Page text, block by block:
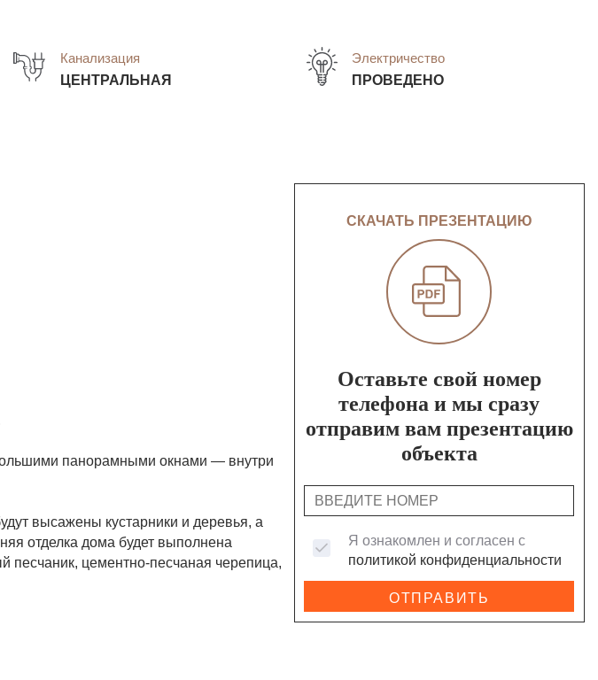
Канализация
ЦЕНТРАЛЬНАЯ
Электричество
ПРОВЕДЕНО
панорамными окнами — внутри
высажены кустарники и деревья, а
отделка дома будет выполнена
цементно-песчаная черепица,
СКАЧАТЬ ПРЕЗЕНТАЦИЮ
Оставьте свой номер
телефона и мы сразу
отправим вам презентацию
объекта
Я ознакомлен и согласен с
политикой конфиденциальности
ОТПРАВИТЬ